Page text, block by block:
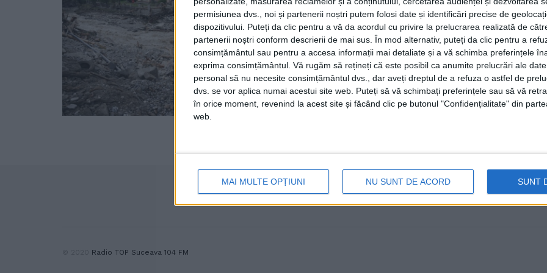
permisiunea dvs., noi și partenerii noștri putem folosi date și identificări precise de
dispozitivului. Puteți da clic pentru a vă da acordul cu privire la prelucrarea realizată de
partenerii noștri conform descrierii de mai sus. În mod alternativ, puteți da clic pentru a
consimțământul sau pentru a accesa informații mai detaliate și a vă schimba preferințele
exprima consimțământul. Vă rugăm să rețineți că este posibil ca anumite prelucrări ale
personal să nu necesite consimțământul dvs., dar aveți dreptul de a refuza o astfel de
dvs. se vor aplica numai acestui site web. Puteți să vă schimbați preferințele sau să vă
în orice moment, revenind la acest site și făcând clic pe butonul "Confidențialitate" din
web.
MAI MULTE OPȚIUNI NU SUNT DE ACORD SUNT
acestea neîncadrîndu-se în
meteorologice emise de
3 AUGUST, 2025
Duminică, 3 august, în jurul orei 14.00, în zona
durată, cu o intensitate ...
Radio TOP Suceava 104 FM